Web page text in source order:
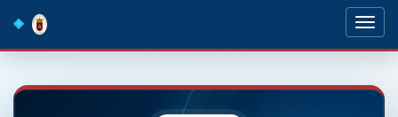
navigation